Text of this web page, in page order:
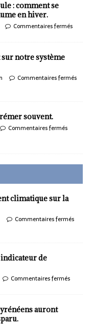
: comment se
en hiver.
Commentaires fermés
notre système
Commentaires fermés
souvent.
Commentaires fermés
climatique sur la
Commentaires fermés
de
Commentaires fermés
auront